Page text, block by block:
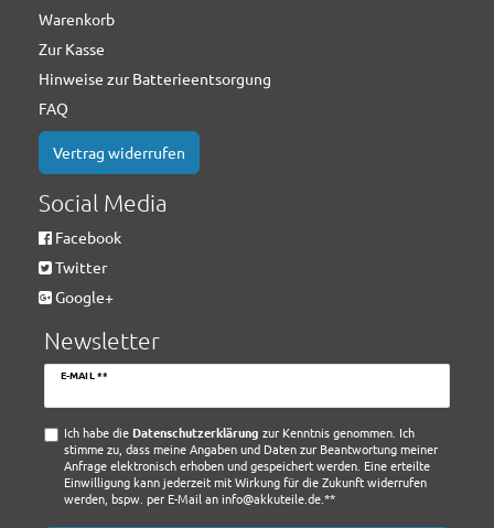
Warenkorb
Zur Kasse
Hinweise zur Batterieentsorgung
FAQ
Vertrag widerrufen
Social Media
Facebook
Twitter
Google+
Newsletter
E-MAIL **
Newsletter
Ich habe die Daten­schutz­erklärung zur Kenntnis genommen. Ich
stimme zu, dass meine Angaben und Daten zur Beantwortung meiner
Anfrage elektronisch erhoben und gespeichert werden. Eine erteilte
Einwilligung kann jederzeit mit Wirkung für die Zukunft widerrufen
werden, bspw. per E-Mail an info@akkuteile.de.**